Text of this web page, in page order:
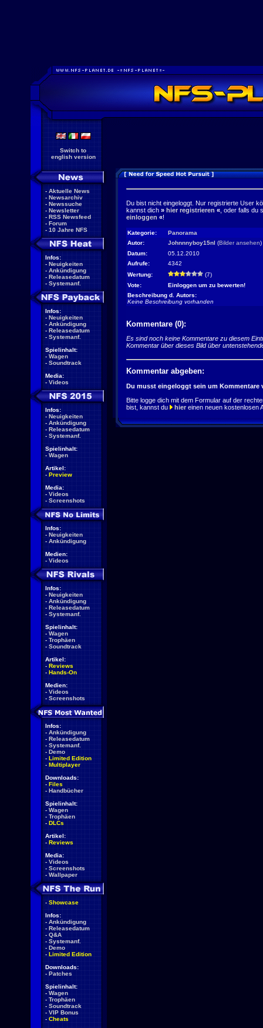
Switch to
english version
- Aktuelle News
- Newsarchiv
- Newssuche
- Newsletter
- RSS Newsfeed
- Forum
- 10 Jahre NFS
Infos:
- Neuigkeiten
- Ankündigung
- Releasedatum
- Systemanf.
Infos:
- Neuigkeiten
- Ankündigung
- Releasedatum
- Systemanf.
Spielinhalt:
- Wagen
- Soundtrack
Media:
- Videos
Infos:
- Neuigkeiten
- Ankündigung
- Releasedatum
- Systemanf.
Spielinhalt:
- Wagen
Artikel:
- Preview
Media:
- Videos
- Screenshots
Infos:
- Neuigkeiten
- Ankündigung
Medien:
- Videos
Infos:
- Neuigkeiten
- Ankündigung
- Releasedatum
- Systemanf.
Spielinhalt:
- Wagen
- Trophäen
- Soundtrack
Artikel:
- Reviews
- Hands-On
Medien:
- Videos
- Screenshots
Infos:
- Ankündigung
- Releasedatum
- Systemanf.
- Demo
- Limited Edition
- Multiplayer
Downloads:
- Files
- Handbücher
Spielinhalt:
- Wagen
- Trophäen
- DLCs
Artikel:
- Reviews
Media:
- Videos
- Screenshots
- Wallpaper
- Showcase
Infos:
- Ankündigung
- Releasedatum
- Q&A
- Systemanf.
- Demo
- Limited Edition
Downloads:
- Patches
Spielinhalt:
- Wagen
- Trophäen
- Soundtrack
- VIP Bonus
- Cheats
Du bist nicht eingeloggt. Nur registrierte User
kannst dich » hier registrieren « , oder falls
einloggen «!
Kategorie:
Panorama
Autor:
Johnnnyboy15nl (Bilder ansehen)
Datum:
05.12.2010
Aufrufe:
4342
Wertung:
(7)
Vote:
Einloggen um zu bewerten!
Beschreibung d. Autors:
Keine Beschreibung vorhanden
Kommentare (0):
Es sind noch keine Kommentare zu diesem
Kommentar über dieses Bild über
Kommentar abgeben:
Du musst eingeloggt sein um Kommentare
Bitte logge dich mit dem Formular auf der
bist, kannst du
hier einen neuen kostenlosen